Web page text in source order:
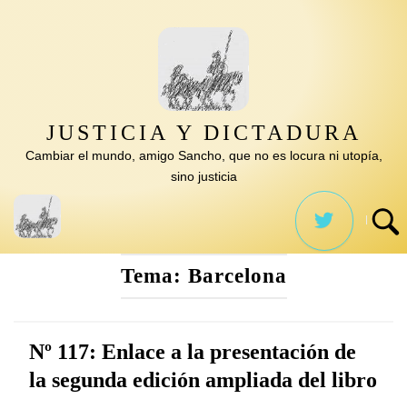
JUSTICIA Y DICTADURA
Cambiar el mundo, amigo Sancho, que no es locura ni utopía,
sino justicia
Tema: Barcelona
Nº 117: Enlace a la presentación de
la segunda edición ampliada del libro